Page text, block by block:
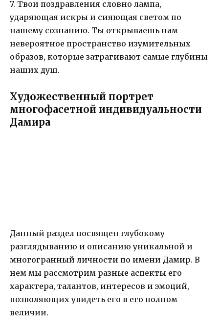
7. Твои поздравления словно лампа,
ударяющая искры и сияющая светом по
нашему сознанию. Ты открываешь нам
невероятное пространство изумительных
образов, которые затрагивают самые глубины
наших душ.
Художественный портрет
многофасетной индивидуальности
Дамира
Данный раздел посвящен глубокому
разглядыванию и описанию уникальной и
многогранный личности по имени Дамир. В
нем мы рассмотрим разные аспекты его
характера, талантов, интересов и эмоций,
позволяющих увидеть его в его полном
величии.